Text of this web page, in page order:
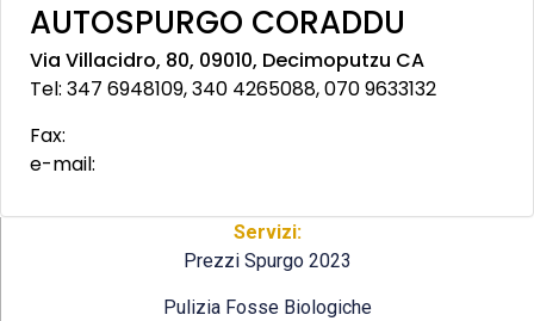
AUTOSPURGO CORADDU
Via Villacidro, 80, 09010, Decimoputzu CA
Tel: 347 6948109, 340 4265088, 070 9633132
Fax:
e-mail:
Servizi:
Prezzi Spurgo 2023
Pulizia Fosse Biologiche